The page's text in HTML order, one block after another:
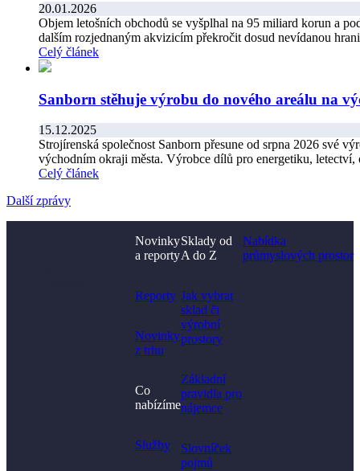
20.01.2026
Objem letošních obchodů se vyšplhal na 95 miliard korun a
dalším rozjednaným akvizicím překročit dosud nevídanou
Celý článek
Sanborn stěhuje výrobu do nového areálu na
15.12.2025
Strojírenská společnost Sanborn přesune od srpna 2026 své
východním okraji města. Výrobce dílů pro energetiku,
Celý článek
Další zprávy
Novinky
a reporty
Reporty
Novinky
z trhu
Co
nabízíme
Služby
Sklady od
A do Z
Jak vybrat
sklad či
výrobní
prostory​
Základní
pravidla pro
nájemce
Slovníček
pojmů
Nabídka
průmyslových prostor